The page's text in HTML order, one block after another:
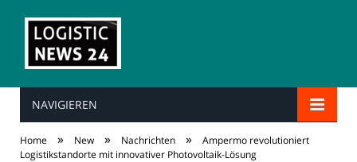
NAVIGIEREN
Home » New » Nachrichten »
Ampermo revolutioniert
Logistikstandorte mit innovativer Photovoltaik-Lösung